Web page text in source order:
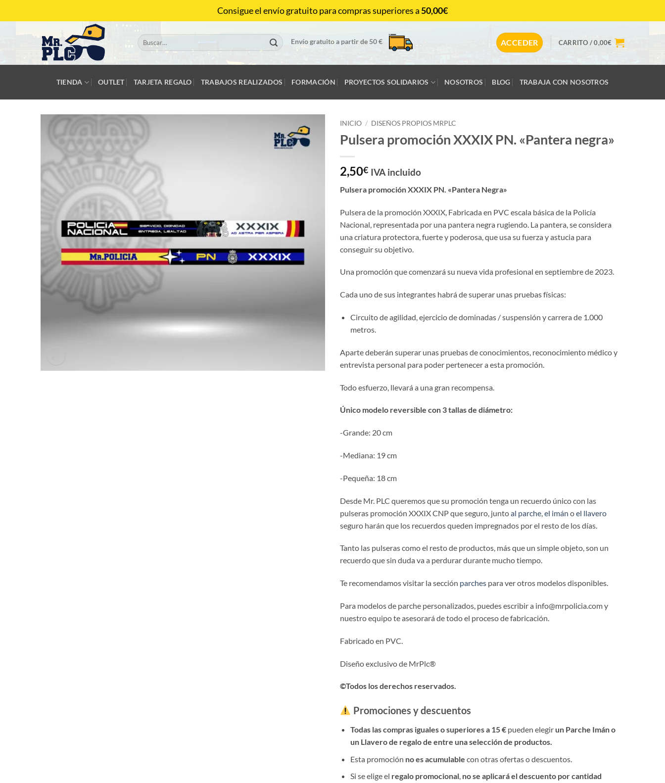
Buscar
por:
Envío gratuito a partir de 50 € ACCEDER CARRITO /0,00€
TIENDA OUTLET TARJETA REGALO TRABAJOS REALIZADOS FORMACIÓN PROYECTOS SOLIDARIOS NOSOTROS BLOG TRABAJA CON NOSOTROS
INICIO / DISEÑOS PROPIOS MRPLC
Pulsera promoción XXXIX PN. «Pantera negra»
2,50€ IVA incluido
Pulsera promoción XXXIX PN. «Pantera Negra»
Pulsera de la promoción XXXIX, Fabricada en PVC escala básica de la Policía
Nacional, representada por una pantera negra rugiendo. La pantera, se considera
una criatura protectora, fuerte y poderosa, que usa su fuerza y ​​astucia para
conseguir su objetivo.
Una promoción que comenzará su nueva vida profesional en septiembre de 2023.
Cada uno de sus integrantes habrá de superar unas pruebas físicas:
Circuito de agilidad, ejercicio de dominadas / suspensión y carrera de 1.000
metros.
Aparte deberán superar unas pruebas de conocimientos, reconocimiento médico y
entrevista personal para poder pertenecer a esta promoción.
Todo esfuerzo, llevará a una gran recompensa.
Único modelo reversible con 3 tallas de diámetro:
-Grande: 20 cm
-Mediana: 19 cm
-Pequeña: 18 cm
Desde Mr. PLC queremos que su promoción tenga un recuerdo único con las
pulseras promoción XXXIX CNP que seguro, juntoal parche el imán oel llavero
seguro harán que los recuerdos queden impregnados por el resto de los días.
Tanto las pulseras como el resto de productos, más que un simple objeto, son un
recuerdo que sin duda va a perdurar durante mucho tiempo.
Te recomendamos visitar la sección parches para ver otros modelos disponibles.
Para modelos de parche personalizados, puedes escribir a info@mrpolicia.com y
nuestro equipo te asesorará de todo el proceso de fabricación.
Fabricado en PVC.
Diseño exclusivo de MrPlc®
©Todos los derechos reservados.
Promociones y descuentos
Todas las compras iguales o superiores a 15 €pueden elegir un Parche Imán o
un Llavero de regalo de entre una selección de productos.
Esta promoción no es acumulable con otras ofertas o descuentos.
Si se elige el regalo promocional, no se aplicará el descuento por cantidad
Consigue el envío gratuito para compras superiores a50,00€